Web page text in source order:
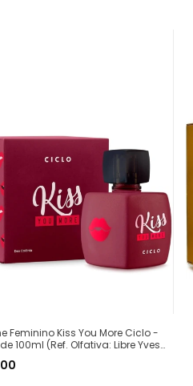
Feminino Kiss You More Ciclo -
100ml (Ref. Olfativa: Libre Yves